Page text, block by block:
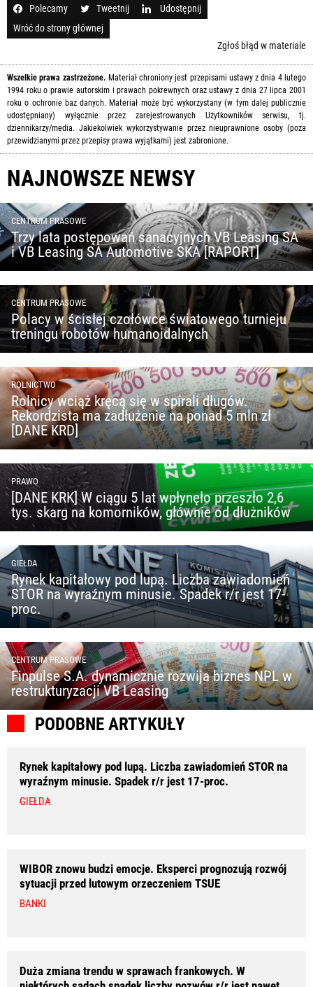
Polecamy Tweetnij
Udostępnij
Wróć do strony głównej
Zgłoś błąd w materiale
Wszelkie prawa zastrzeżone. Materiał chroniony jest przepisami ustawy z dnia 4 lutego
1994 roku o prawie autorskim i prawach pokrewnych oraz ustawy z dnia 27 lipca 2001
roku o ochronie baz danych. Materiał może być wykorzystany (w tym dalej publicznie
udostępniany) wyłącznie przez zarejestrowanych Użytkowników serwisu, tj.
dziennikarzy/media. Jakiekolwiek wykorzystywanie przez nieuprawnione osoby (poza
przewidzianymi przez przepisy prawa wyjątkami) jest zabronione.
NAJNOWSZE NEWSY
CENTRUM PRASOWE
Trzy lata postępowań sanacyjnych VB Leasing SA
i VB Leasing SA Automotive SKA [RAPORT]
CENTRUM PRASOWE
Polacy w ścisłej czołówce światowego turnieju
treningu robotów humanoidalnych
ROLNICTWO
Rolnicy wciąż kręcą się w spirali długów.
Rekordzista ma zadłużenie na ponad 5 mln zł
[DANE KRD]
PRAWO
[DANE KRK] W ciągu 5 lat wpłynęło przeszło 2,6
tys. skarg na komorników, głównie od dłużników
GIEŁDA
Rynek kapitałowy pod lupą. Liczba zawiadomień
STOR na wyraźnym minusie. Spadek r/r jest 17-
proc.
CENTRUM PRASOWE
Finpulse S.A. dynamicznie rozwija biznes NPL w
restrukturyzacji VB Leasing
PODOBNE ARTYKUŁY
Rynek kapitałowy pod lupą. Liczba zawiadomień STOR na
wyraźnym minusie. Spadek r/r jest 17-proc.
GIEŁDA
WIBOR znowu budzi emocje. Eksperci prognozują rozwój
sytuacji przed lutowym orzeczeniem TSUE
BANKI
Duża zmiana trendu w sprawach frankowych. W